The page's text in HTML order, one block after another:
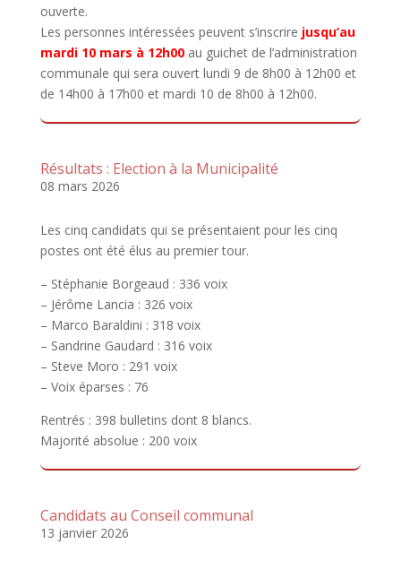
ouverte.
Les personnes intéressées peuvent s’inscrire jusqu’au
mardi 10 mars à 12h00au guichet de l’administration
communale qui sera ouvert lundi 9 de 8h00 à 12h00 et
de 14h00 à 17h00 et mardi 10 de 8h00 à 12h00.
Résultats : Election à la Municipalité
08 mars 2026
Les cinq candidats qui se présentaient pour les cinq
postes ont été élus au premier tour.
– Stéphanie Borgeaud : 336 voix
– Jérôme Lancia : 326 voix
– Marco Baraldini : 318 voix
– Sandrine Gaudard : 316 voix
– Steve Moro : 291 voix
– Voix éparses : 76
Rentrés : 398 bulletins dont 8 blancs.
Majorité absolue : 200 voix
Candidats au Conseil communal
13 janvier 2026